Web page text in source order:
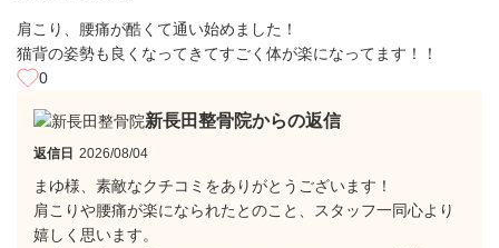
肩こり、腰痛が酷くて通い始めました！
猫背の姿勢も良くなってきてすごく体が楽になってます！！
0
新長田整骨院からの返信
返信日 2026/08/04
まゆ様、素敵なクチコミをありがとうございます！
肩こりや腰痛が楽になられたとのこと、スタッフ一同心より
嬉しく思います。